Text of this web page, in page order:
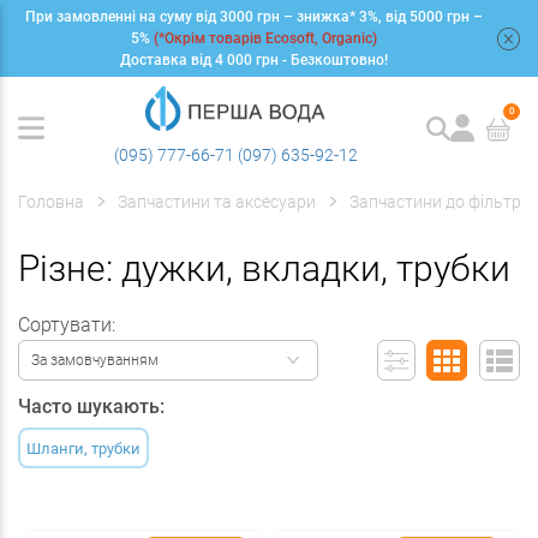
При замовленні на суму від 3000 грн – знижка* 3%, від 5000 грн –
5% (*Окрім товарів Ecosoft, Organic)
Доставка від 4 000 грн - Безкоштовно!
(095) 777-66-71 (097) 635-92-12
0
Головна Запчастини та аксесуари Запчастини до фільтрів
Різне: дужки, вкладки, трубки
Сортувати:
За замовчуванням
Часто шукають:
Шланги, трубки